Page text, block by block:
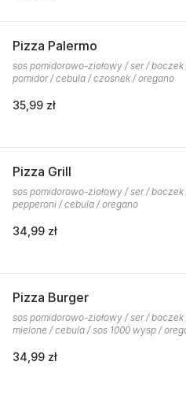
Pizza Palermo
sos pomidorowo-ziołowy / ser / boczek
pomidor / cebula / czosnek / oregano
35,99 zł
Pizza Grill
sos pomidorowo-ziołowy / ser / boczek
pepperoni / cebula / oregano
34,99 zł
Pizza Burger
sos pomidorowo-ziołowy / ser / boczek
mielone / cebula / sos 1000 wysp /
34,99 zł